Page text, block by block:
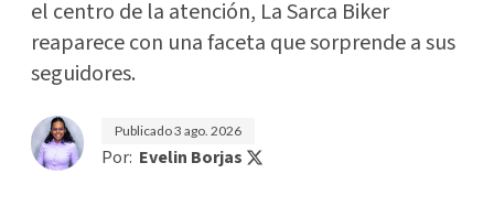
el centro de la atención, La Sarca Biker
reaparece con una faceta que sorprende a sus
seguidores.
Publicado3 ago. 2026
Por: Evelin Borjas